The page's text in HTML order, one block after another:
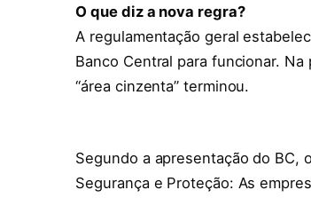
O que diz a nova regra?
A regulamentação geral
Banco Central para funcionar.
“área cinzenta” terminou.
Segundo a apresentação do BC,
Segurança e Proteção: As